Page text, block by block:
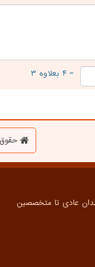
= ۴ بعلاوه ۳